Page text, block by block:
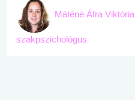
Máténé Áfra
szakpszichológus